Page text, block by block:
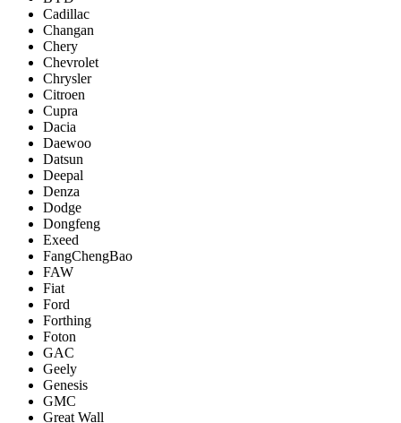
Cadillac
Changan
Chery
Chevrolet
Chrysler
Citroen
Cupra
Dacia
Daewoo
Datsun
Deepal
Denza
Dodge
Dongfeng
Exeed
FangChengBao
FAW
Fiat
Ford
Forthing
Foton
GAC
Geely
Genesis
GMC
Great Wall